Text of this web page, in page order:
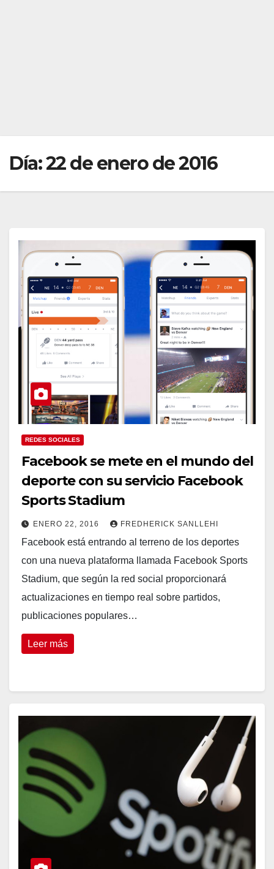
Día:22 de enero de 2016
REDES SOCIALES
Facebook se mete en el mundo del
deporte con su servicio Facebook
Sports Stadium
ENERO 22, 2016 FREDHERICK SANLLEHI
Facebook está entrando al terreno de los deportes
con una nueva plataforma llamada Facebook Sports
Stadium, que según la red social proporcionará
actualizaciones en tiempo real sobre partidos,
publicaciones populares…
Leer más